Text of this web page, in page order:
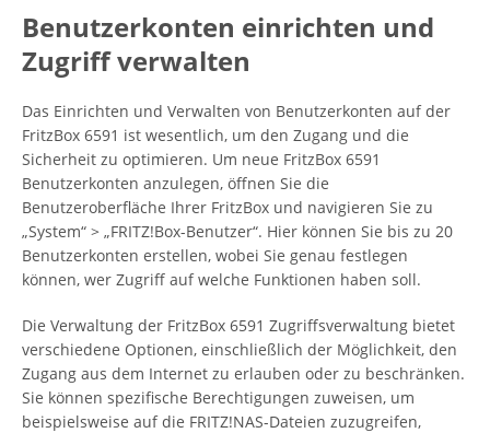
Benutzerkonten einrichten und
Zugriff verwalten
Das Einrichten und Verwalten von Benutzerkonten auf der
FritzBox 6591 ist wesentlich, um den Zugang und die
Sicherheit zu optimieren. Um neue FritzBox 6591
Benutzerkonten anzulegen, öffnen Sie die
Benutzeroberfläche Ihrer FritzBox und navigieren Sie zu
„System“ > „FRITZ!Box-Benutzer“. Hier können Sie bis zu 20
Benutzerkonten erstellen, wobei Sie genau festlegen
können, wer Zugriff auf welche Funktionen haben soll.
Die Verwaltung der FritzBox 6591 Zugriffsverwaltung bietet
verschiedene Optionen, einschließlich der Möglichkeit, den
Zugang aus dem Internet zu erlauben oder zu beschränken.
Sie können spezifische Berechtigungen zuweisen, um
beispielsweise auf die FRITZ!NAS-Dateien zuzugreifen,